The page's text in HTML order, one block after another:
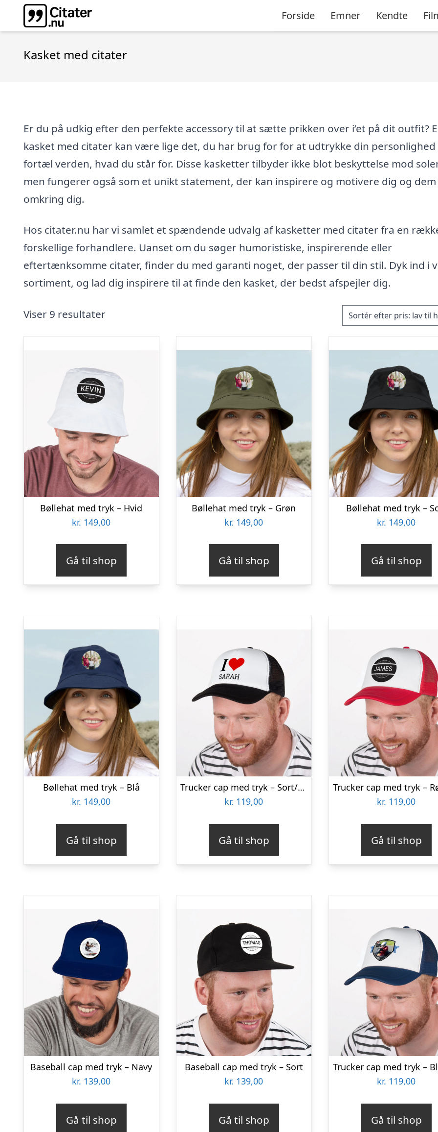
Forside Emner Kendte
Kasket med citater
Er du på udkig efter den perfekte accessory til at sætte prikken over i’et på dit outfit?
kasket med citater kan være lige det, du har brug for for at udtrykke din personlighed
fortæl verden, hvad du står for. Disse kasketter tilbyder ikke blot beskyttelse mod
men fungerer også som et unikt statement, der kan inspirere og motivere dig og dem
omkring dig.
Hos citater.nu har vi samlet et spændende udvalg af kasketter med citater fra en
forskellige forhandlere. Uanset om du søger humoristiske, inspirerende eller
eftertænksomme citater, finder du med garanti noget, der passer til din stil. Dyk ind i
sortiment, og lad dig inspirere til at finde den kasket, der bedst afspejler dig.
Viser 9 resultater
Bøllehat med tryk – Hvid
kr. 149,00
Gå til shop
Bøllehat med tryk – Grøn
kr. 149,00
Gå til shop
Bøllehat med tryk –
kr. 149,00
Gå til shop
Bøllehat med tryk – Blå
kr. 149,00
Gå til shop
Trucker cap med tryk – Sort/hvid
kr. 119,00
Gå til shop
kr. 119,00
Gå til shop
Baseball cap med tryk – Navy
kr. 139,00
Gå til shop
Baseball cap med tryk – Sort
kr. 139,00
Gå til shop
kr. 119,00
Gå til shop